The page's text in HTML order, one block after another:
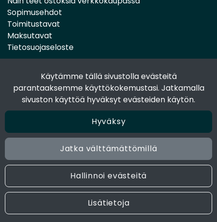
Käytämme tällä sivustolla evästeitä
parantaaksemme käyttökokemustasi. Jatkamalla
sivuston käyttöä hyväksyt evästeiden käytön.
Hyväksy
Jatka välttämättömillä
Hallinnoi evästeitä
Lisätietoja
Sopimusehdot
Toimitustavat
Maksutavat
Tietosuojaseloste
Seuraa sosiaalisessa mediassa
Facebook
© 2024 Joen Tukkutiimi. All rights reserved. Site by
Oy